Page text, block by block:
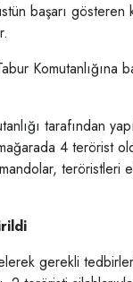
başarı gösteren
Komutanlığına
tarafından
4 terörist
gerekli